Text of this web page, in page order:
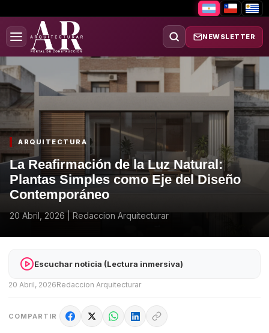
NEWSLETTER
ARQUITECTURA
La Reafirmación de la Luz Natural:
Plantas Simples como Eje del Diseño
Contemporáneo
20 Abril, 2026|Redaccion Arquitecturar
Escuchar noticia (Lectura inmersiva)
20 Abril, 2026Redaccion Arquitecturar
COMPARTIR